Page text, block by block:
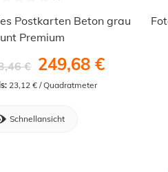
Postkarten Beton grau
Premium
€ 249,68 €
23,12 € / Quadratmeter
Schnellansicht